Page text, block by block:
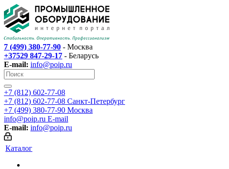
7 (499) 380-77-90 - Москва
+37529 847-29-17 - Беларусь
E-mail: info@poip.ru
+7 (812) 602-77-08
+7 (812) 602-77-08 Санкт-Петербург
+7 (499) 380-77-90 Москва
info@poip.ru E-mail
E-mail: info@poip.ru
Каталог